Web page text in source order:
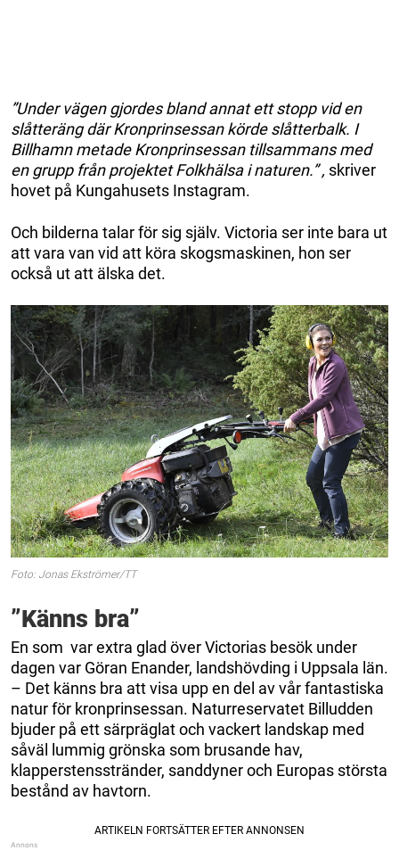
”Under vägen gjordes bland annat ett stopp vid en
slåtteräng där Kronprinsessan körde slåtterbalk. I
Billhamn metade Kronprinsessan tillsammans med
en grupp från projektet Folkhälsa i naturen.” , skriver
hovet på Kungahusets Instagram.
Och bilderna talar för sig själv. Victoria ser inte bara ut
att vara van vid att köra skogsmaskinen, hon ser
också ut att älska det.
Foto: Jonas Ekströmer/TT
”Känns bra”
En som var extra glad över Victorias besök under
dagen var Göran Enander, landshövding i Uppsala län.
– Det känns bra att visa upp en del av vår fantastiska
natur för kronprinsessan. Naturreservatet Billudden
bjuder på ett särpräglat och vackert landskap med
såväl lummig grönska som brusande hav,
klapperstensstränder, sanddyner och Europas största
bestånd av havtorn.